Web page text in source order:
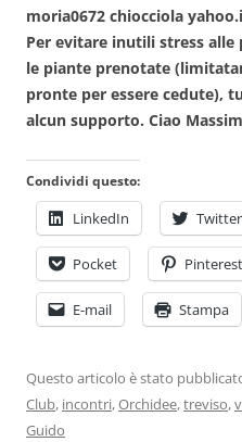
moria0672 chiocciola
Per evitare inutili stress
le piante prenotate
pronte per essere cedute),
alcun supporto. Ciao
Condividi questo:
LinkedIn Twitter
Pocket Pinterest
E-mail Stampa
Questo articolo è stato
Club, incontri,Orchidee,treviso,
Guido